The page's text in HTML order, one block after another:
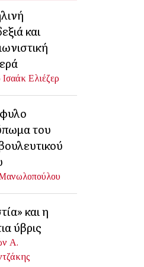
και
Ελιέζερ
του
και η
ύβρις
Α.